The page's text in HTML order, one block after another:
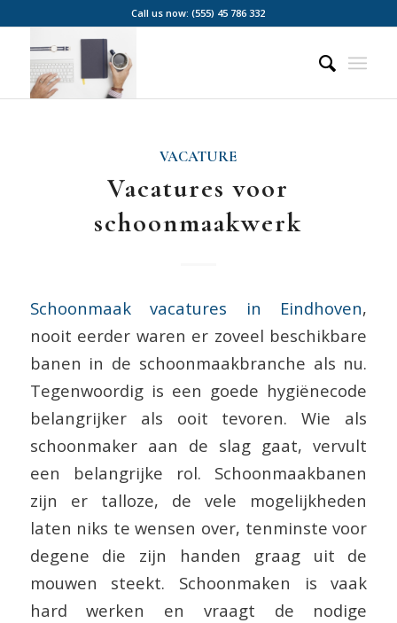
Call us now: (555) 45 786 332
VACATURE
Vacatures voor
schoonmaakwerk
Schoonmaak vacatures in Eindhoven,
nooit eerder waren er zoveel beschikbare
banen in de schoonmaakbranche als nu.
Tegenwoordig is een goede hygiënecode
belangrijker als ooit tevoren. Wie als
schoonmaker aan de slag gaat, vervult
een belangrijke rol. Schoonmaakbanen
zijn er talloze, de vele mogelijkheden
laten niks te wensen over, tenminste voor
degene die zijn handen graag uit de
mouwen steekt. Schoonmaken is vaak
hard werken en vraagt de nodige